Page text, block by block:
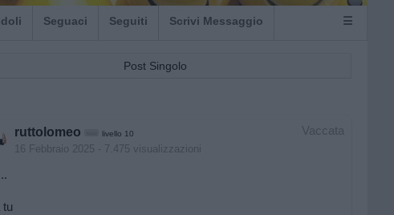
Seguaci Seguiti Scrivi Messaggio ☰
Post Singolo
Vaccata
ruttolomeo livello 10
16 Febbraio 2025 - 7.475 visualizzazioni
tu